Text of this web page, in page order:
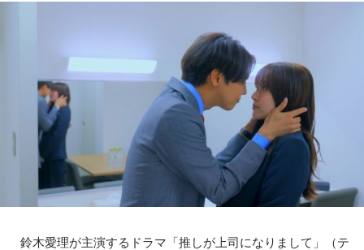
鈴木愛理が主演するドラマ「推しが上司になりまして」（テ